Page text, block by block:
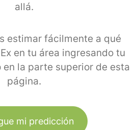
allá.
estimar fácilmente a qué
en tu área ingresando tu
en la parte superior de esta
página.
mi predicción